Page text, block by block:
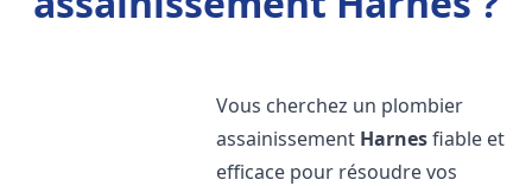
Vous cherchez un plombier
assainissement Harnesfiable et
efficace pour résoudre vos